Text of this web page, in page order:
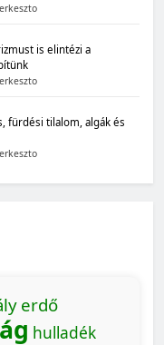
is elintézi a
fürdési tilalom, algák és
erdő
hulladék